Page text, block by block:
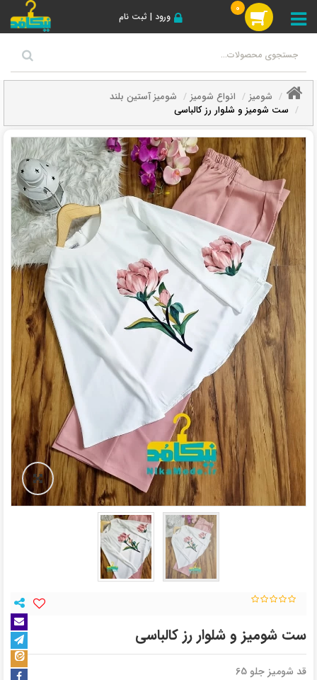
ورود | ثبت نام
0
شومیز انواع شومیز
شومیز آستین بلند
ست شومیز و شلوار رز کالباسی
ست شومیز و شلوار رز کالباسی
قد شومیز جلو 65